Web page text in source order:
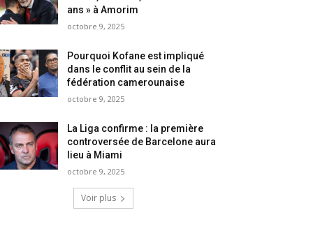
ans » à Amorim
octobre 9, 2025
Pourquoi Kofane est impliqué
dans le conflit au sein de la
fédération camerounaise
octobre 9, 2025
La Liga confirme : la première
controversée de Barcelone aura
lieu à Miami
octobre 9, 2025
Voir plus